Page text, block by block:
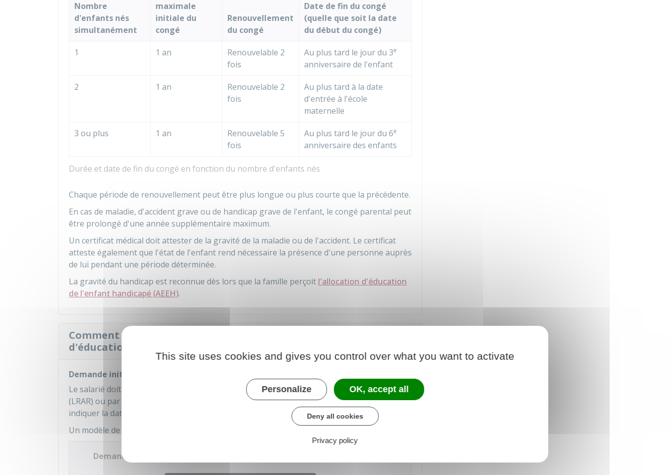
Durée et date de fin du congé en fonction du nombre d'enfants nés
Nombre
d'enfants nés
simultanément
maximale
initiale du
congé
Renouvellement
du congé
Date de fin du congé
(quelle que soit la date
du début du congé)
1 1 an
Renouvelable 2
fois
Au plus tard le jour du 3e
anniversaire de l'enfant
2 1 an
Renouvelable 2
fois
Au plus tard à la date
d'entrée à l'école
maternelle
3 ou plus 1 an
Renouvelable 5
fois
Au plus tard le jour du 6e
anniversaire des enfants
Chaque période de renouvellement peut être plus longue ou plus courte que la précédente.
En cas de maladie, d'accident grave ou de handicap grave de l'enfant, le congé parental peut
être prolongé d'une année supplémentaire maximum.
Un certificat médical doit attester de la gravité de la maladie ou de l'accident. Le certificat
atteste également que l'état de l'enfant rend nécessaire la présence d'une personne auprès
de lui pendant une période déterminée.
La gravité du handicap est reconnue dès lors que la famille perçoit l'allocation d'éducation
de l'enfant handicapé (AEEH).
Comment le salarié doit-il demander un congé parental
d'éducation à temps partiel ?
Demande initiale
Le salarié doit informer son employeur par lettre recommandée avec accusé de réception
(LRAR) ou par lettre remise en main propre contre décharge (récépissé). La lettre doit
indiquer la date de début de la période d'activité à temps partiel et sa durée.
Un modèle de lettre est disponible :
Demande initiale de congé parental dans le secteur privé
This site uses cookies and gives you control over what you want to activate
Personalize OK, accept all
Deny all cookies
Privacy policy